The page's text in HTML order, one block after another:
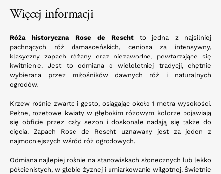
Więcej informacji
Róża historyczna Rose de Reschtto jedna z najsilniej
pachnących róż damasceńskich, ceniona za intensywny,
klasyczny zapach różany oraz niezawodne, powtarzające się
kwitnienie. Jest to odmiana o wieloletniej tradycji, chętnie
wybierana przez miłośników dawnych róż i naturalnych
ogrodów.
Krzew rośnie zwarto i gęsto, osiągając około 1 metra wysokości.
Pełne, rozetowe kwiaty w głębokim różowym kolorze pojawiają
się obficie przez cały sezon i doskonale nadają się także do
cięcia. Zapach Rose de Rescht uznawany jest za jeden z
najmocniejszych wśród róż ogrodowych.
Odmiana najlepiej rośnie na stanowiskach słonecznych lub lekko
półcienistych, w glebie żyznej i umiarkowanie wilgotnej. Świetnie